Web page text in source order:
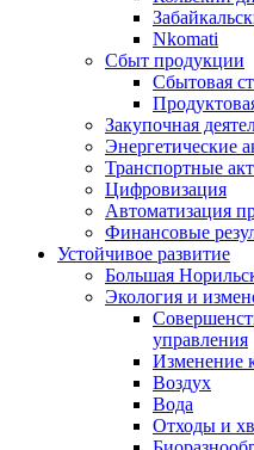
Nkomati
Сбыт продукции
Сбытовая
Закупочная
Энергетические
Транспортные
Цифровизация
Автоматизация
Финансовые
Устойчивое развитие
Большая
Экология и
управления
Изменение
Воздух
Вода
Отходы и